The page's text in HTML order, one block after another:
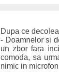
Dupa ce
- Doamnelor si
un zbor fara
comoda, sa
nimic in